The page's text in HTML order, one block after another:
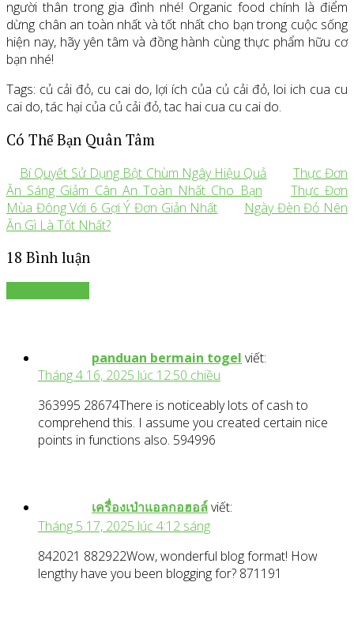
người thân trong gia đình nhé! Organic food chính là điểm
dừng chân an toàn nhất và tốt nhất cho bạn trong cuộc sống
hiện nay, hãy yên tâm và đồng hành cùng thực phẩm hữu cơ
bạn nhé!
Tags: củ cải đỏ, cu cai do, lợi ích của củ cải đỏ, loi ich cua cu
cai do, tác hại của củ cải đỏ, tac hai cua cu cai do.
Có Thể Bạn Quân Tâm
Bí Quyết Sử Dụng Bột Chùm Ngây Hiệu Quả
Thực Đơn
Ăn Sáng Giảm Cân An Toàn Nhất Cho Bạn
Thực Đơn
Mùa Đông Với 6 Gợi Ý Đơn Giản Nhất
Ngày Đèn Đỏ Nên
Ăn Gì Là Tốt Nhất?
18 Bình luận
panduan bermain togel viết:
Tháng 4 16, 2025 lúc 12:50 chiều
363995 28674There is noticeably lots of cash to
comprehend this. I assume you created certain nice
points in functions also. 594996
เครื่องเป่าแอลกอฮอล์viết:
Tháng 5 17, 2025 lúc 4:12 sáng
842021 882922Wow, wonderful blog format! How
lengthy have you been blogging for? 871191